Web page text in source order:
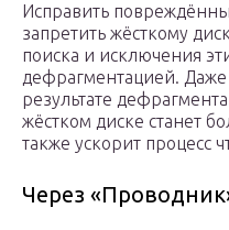
Исправить
запретить жёсткому
поиска и исключения
дефрагментацией.
результате
жёстком диске станет
также ускорит процесс
Через